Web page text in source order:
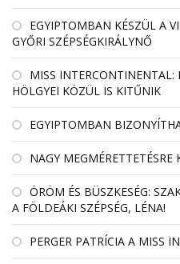
EGYIPTOMBAN KÉSZÜL A
GYŐRI SZÉPSÉGKIRÁLYNŐ
MISS INTERCONTINENTAL:
HÖLGYEI KÖZÜL IS KITŰNIK
EGYIPTOMBAN
NAGY MEGMÉRETTETÉSRE
ÖRÖM ÉS BÜSZKESÉG:
A FÖLDEÁKI SZÉPSÉG, LÉNA!
PERGER PATRÍCIA A MISS